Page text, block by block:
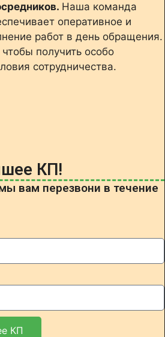
Наша команда
оперативное и
работ в день обращения.
получить особо
сотрудничества.
КП!
вам перезвони в течение
КП